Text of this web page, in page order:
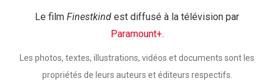
Le film Finestkind est diffusé à la télévision par
Paramount+.
Les photos, textes, illustrations, vidéos et documents sont les
propriétés de leurs auteurs et éditeurs respectifs.